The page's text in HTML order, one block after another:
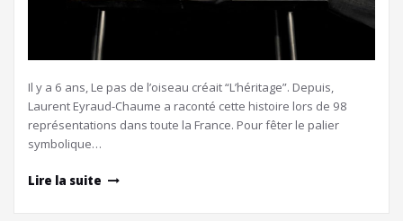
Il y a 6 ans, Le pas de l’oiseau créait “L’héritage”. Depuis,
Laurent Eyraud-Chaume a raconté cette histoire lors de 98
représentations dans toute la France. Pour fêter le palier
symbolique…
Lire la suite